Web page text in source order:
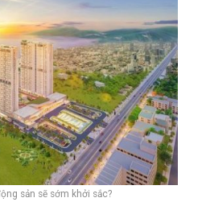
sản sẽ sớm khởi sắc?